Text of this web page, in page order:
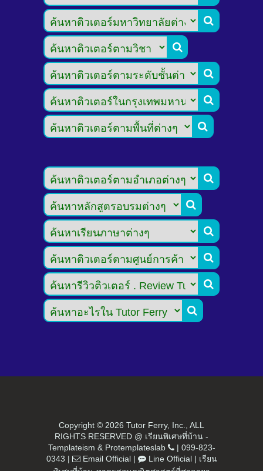











Copyright © 2026 Tutor Ferry, Inc., ALL
RIGHTS RESERVED @ เรียนพิเศษที่บ้าน -
Templateism & Protemplateslab | 099-823-
0343 | Email Official| Line Official| เรียน